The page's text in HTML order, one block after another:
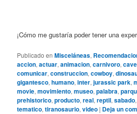
¡Cómo me gustaría poder tener una
Publicado en Misceláneas,
accion,actuar,animacion,carnivoro,
comunicar,construccion,cowboy,
gigantesco,humano,inter,jurassic park,
movie,movimiento,museo,palabra,
prehistorico,producto,real,reptil,sabado
tematico,tiranosaurio,video | Deja un